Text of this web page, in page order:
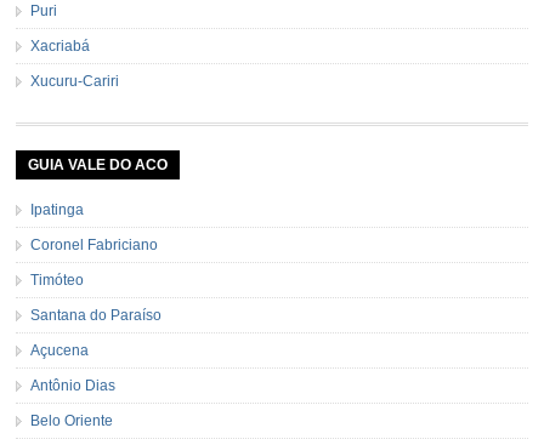
Puri
Xacriabá
Xucuru-Cariri
GUIA VALE DO ACO
Ipatinga
Coronel Fabriciano
Timóteo
Santana do Paraíso
Açucena
Antônio Dias
Belo Oriente